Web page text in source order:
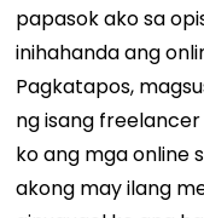
papasok ako sa
inihahanda ang
Pagkatapos,
ng isang
ko ang mga online
akong may ilang